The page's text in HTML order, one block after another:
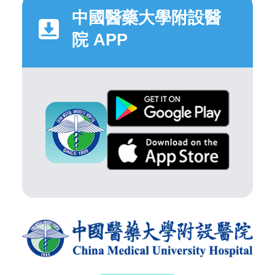
中國醫藥大學附設醫
院 APP